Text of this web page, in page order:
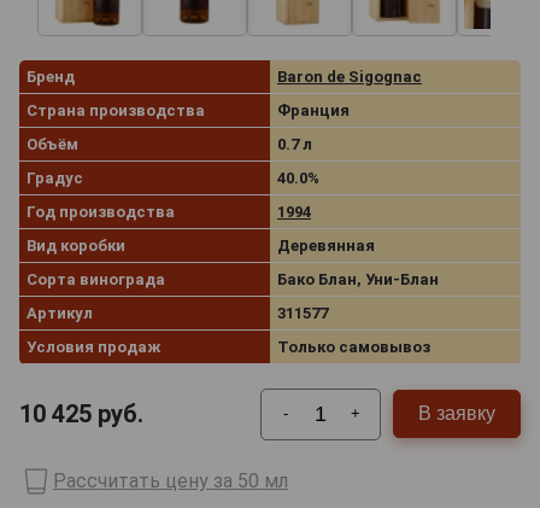
Бренд
Baron de Sigognac
Страна производства
Франция
Объём
0.7 л
Градус
40.0%
Год производства
1994
Вид коробки
Деревянная
Сорта винограда
Бако Блан, Уни-Блан
Артикул
311577
Условия продаж
Только самовывоз
10 425 руб. - + В заявку
Рассчитать цену за 50 мл